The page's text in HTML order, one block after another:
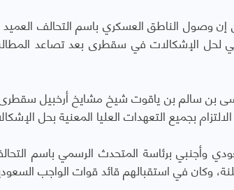
إن وصول الناطق العسكري باسم التحالف
لحل الإشكالات في سقطرى بعد تصاعد
بن سالم بن ياقوت شيخ مشايخ أرخبيل سقطرى
بجميع التعهدات العليا المعنية بحل
وأجنبي برئاسة المتحدث الرسمي باسم
وكان في استقبالهم قائد قوات الواجب